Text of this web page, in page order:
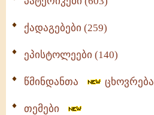
ქადაგებები (259)
ეპისტოლეები (140)
წმინდანთა ცხოვრება
თემები